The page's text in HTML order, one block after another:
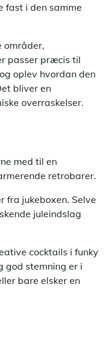
fast i den samme
områder,
passer præcis til
oplev hvordan den
bliver en
overraskelser.
med til en
retrobarer.
fra jukeboxen. Selve
juleindslag
cocktails i funky
god stemning er i
bare elsker en